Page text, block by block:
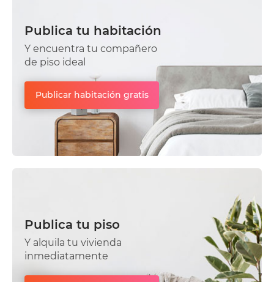
Publica tu habitación
Y encuentra tu compañero
de piso ideal
Publicar habitación gratis
Publica tu piso
Y alquila tu vivienda
inmediatamente